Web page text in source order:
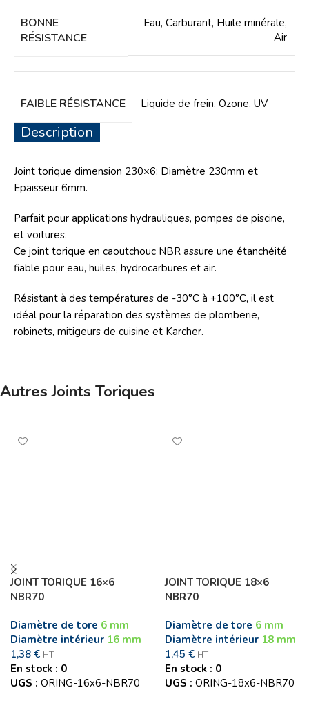
BONNE
RÉSISTANCE
Eau, Carburant, Huile minérale,
Air
FAIBLE RÉSISTANCE Liquide de frein, Ozone, UV
Description
Joint torique dimension 230×6: Diamètre 230mm et
Epaisseur 6mm.
Parfait pour applications hydrauliques, pompes de piscine,
et voitures.
Ce joint torique en caoutchouc NBR assure une étanchéité
fiable pour eau, huiles, hydrocarbures et air.
Résistant à des températures de -30°C à +100°C, il est
idéal pour la réparation des systèmes de plomberie,
robinets, mitigeurs de cuisine et Karcher.
Autres Joints Toriques
JOINT TORIQUE 16×6
NBR70
Diamètre de tore 6 mm
Diamètre intérieur 16 mm
1,38 € HT
En stock : 0
UGS : ORING-16x6-NBR70
JOINT TORIQUE 18×6
NBR70
Diamètre de tore 6 mm
Diamètre intérieur 18 mm
1,45 € HT
En stock : 0
UGS : ORING-18x6-NBR70